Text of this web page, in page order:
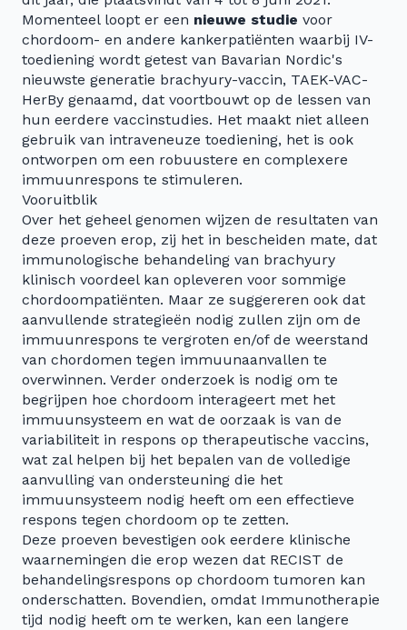
Momenteel loopt er een nieuwe studie voor
chordoom- en andere kankerpatiënten waarbij IV-
toediening wordt getest van Bavarian Nordic's
nieuwste generatie brachyury-vaccin, TAEK-VAC-
HerBy genaamd, dat voortbouwt op de lessen van
hun eerdere vaccinstudies. Het maakt niet alleen
gebruik van intraveneuze toediening, het is ook
ontworpen om een robuustere en complexere
immuunrespons te stimuleren.
Vooruitblik
Over het geheel genomen wijzen de resultaten van
deze proeven erop, zij het in bescheiden mate, dat
immunologische behandeling van brachyury
klinisch voordeel kan opleveren voor sommige
chordoompatiënten. Maar ze suggereren ook dat
aanvullende strategieën nodig zullen zijn om de
immuunrespons te vergroten en/of de weerstand
van chordomen tegen immuunaanvallen te
overwinnen. Verder onderzoek is nodig om te
begrijpen hoe chordoom interageert met het
immuunsysteem en wat de oorzaak is van de
variabiliteit in respons op therapeutische vaccins,
wat zal helpen bij het bepalen van de volledige
aanvulling van ondersteuning die het
immuunsysteem nodig heeft om een effectieve
respons tegen chordoom op te zetten.
Deze proeven bevestigen ook eerdere klinische
waarnemingen die erop wezen dat RECIST de
behandelingsrespons op chordoom tumoren kan
onderschatten. Bovendien, omdat Immunotherapie
tijd nodig heeft om te werken, kan een langere